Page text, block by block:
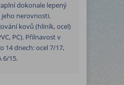
dokonale lepený
jeho nerovnosti.
kovů (hliník, ocel)
PC). Přilnavost v
14 dnech: ocel 7/17,
6/15.